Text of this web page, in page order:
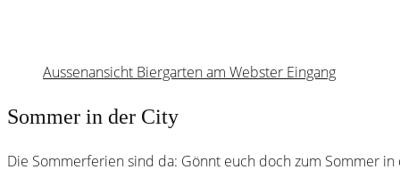
Aussenansicht Biergarten am Webster Eingang
Sommer in der City
Die Sommerferien sind da: Gönnt euch doch zum Sommer